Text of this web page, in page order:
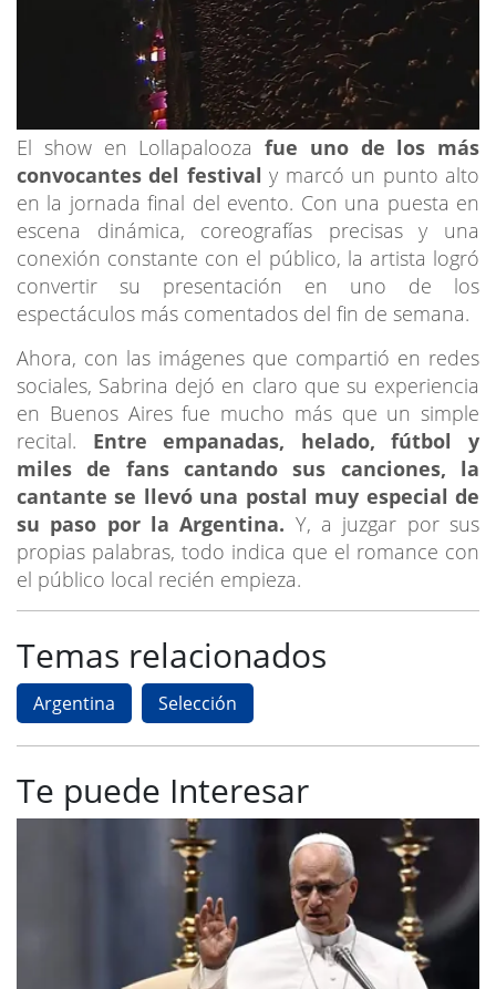
El show en Lollapalooza fue uno de los más
convocantes del festival y marcó un punto alto
en la jornada final del evento. Con una puesta en
escena dinámica, coreografías precisas y una
conexión constante con el público, la artista logró
convertir su presentación en uno de los
espectáculos más comentados del fin de semana.
Ahora, con las imágenes que compartió en redes
sociales, Sabrina dejó en claro que su experiencia
en Buenos Aires fue mucho más que un simple
recital. Entre empanadas, helado, fútbol y
miles de fans cantando sus canciones, la
cantante se llevó una postal muy especial de
su paso por la Argentina. Y, a juzgar por sus
propias palabras, todo indica que el romance con
el público local recién empieza.
Temas relacionados
Argentina Selección
Te puede Interesar